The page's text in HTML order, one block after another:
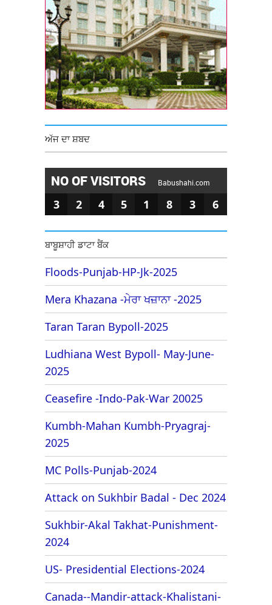
ਅੱਜ ਦਾ ਸ਼ਬਦ
NO OF VISITORS Babushahi.com
3 2 4 5 1 8 3 6
ਬਾਬੂਸ਼ਾਹੀ ਡਾਟਾ ਬੈਂਕ
Floods-Punjab-HP-Jk-2025
Mera Khazana -ਮੇਰਾ ਖਜ਼ਾਨਾ -2025
Taran Taran Bypoll-2025
Ludhiana West Bypoll- May-June-
2025
Ceasefire -Indo-Pak-War 20025
Kumbh-Mahan Kumbh-Pryagraj-
2025
MC Polls-Punjab-2024
Attack on Sukhbir Badal - Dec 2024
Sukhbir-Akal Takhat-Punishment-
2024
US- Presidential Elections-2024
Canada--Mandir-attack-Khalistani-